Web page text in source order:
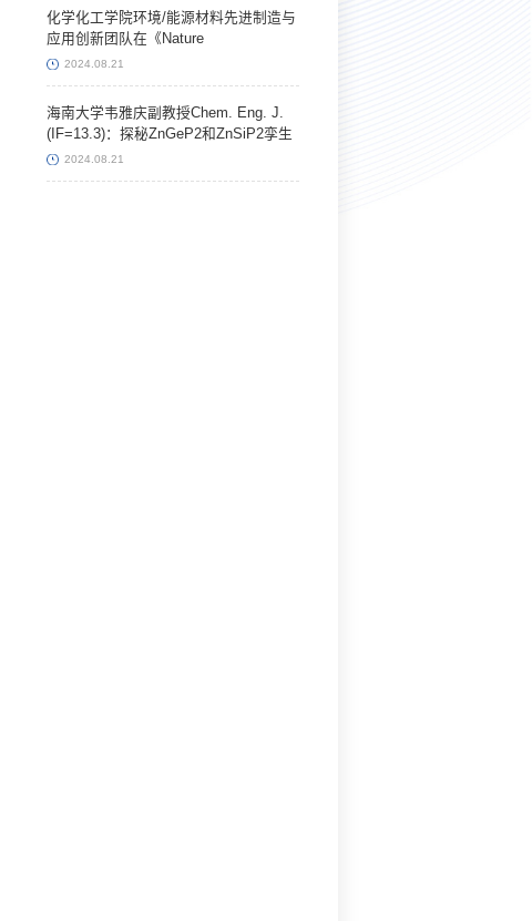
化学化工学院环境/能源材料先进制造与
应用创新团队在《Nature
Communications》上发表最新研究成果
2024.08.21
海南大学韦雅庆副教授Chem. Eng. J.
(IF=13.3)：探秘ZnGeP2和ZnSiP2孪生
磷化物间的结构关系和电化学演变过程
2024.08.21